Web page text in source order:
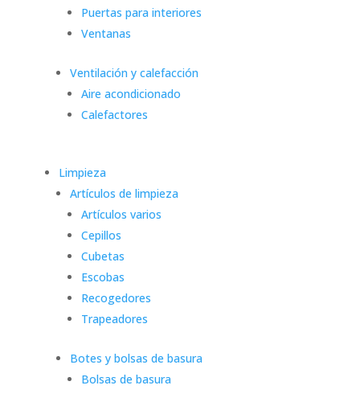
Puertas para interiores
Ventanas
Ventilación y calefacción
Aire acondicionado
Calefactores
Limpieza
Artículos de limpieza
Artículos varios
Cepillos
Cubetas
Escobas
Recogedores
Trapeadores
Botes y bolsas de basura
Bolsas de basura